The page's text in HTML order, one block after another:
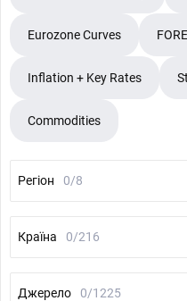
Eurozone Curves
Inflation + Key Rates
Commodities
Регіон 0/8
Країна 0/216
Джерело 0/1225